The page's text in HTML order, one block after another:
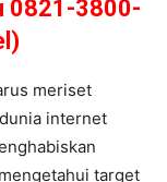
0821-3800-
meriset
internet
target